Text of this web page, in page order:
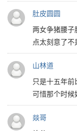
肚皮圆圆
两女争猪腰子
点太刻意了不
山林道
只是十五年
可惜那个时候
燚哥